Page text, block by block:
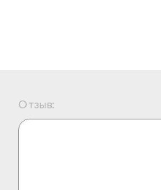
Отзыв: